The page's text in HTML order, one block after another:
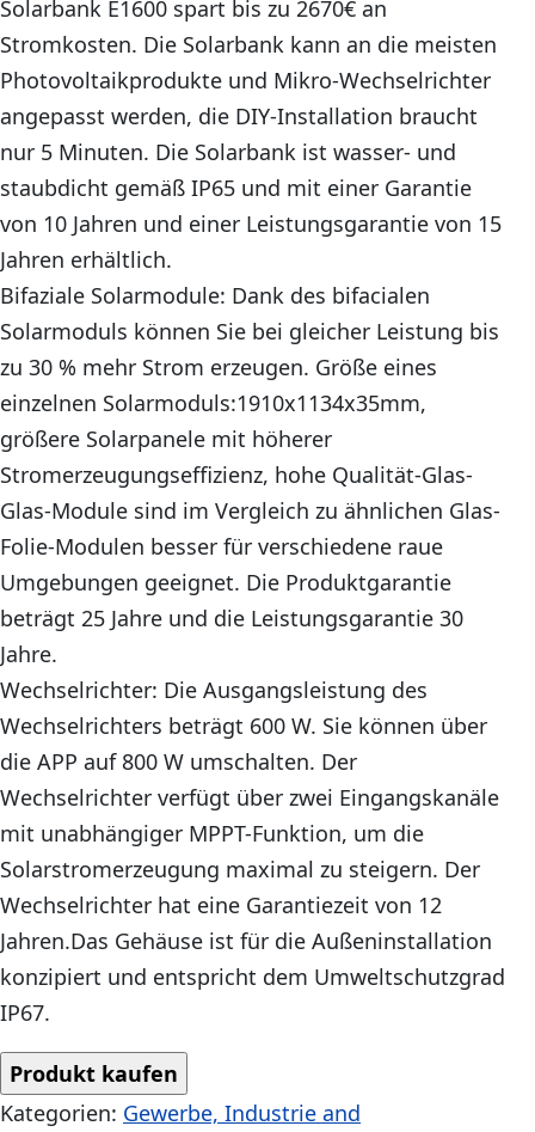
Solarbank E1600 spart bis zu 2670€ an
Stromkosten. Die Solarbank kann an die meisten
Photovoltaikprodukte und Mikro-Wechselrichter
angepasst werden, die DIY-Installation braucht
nur 5 Minuten. Die Solarbank ist wasser- und
staubdicht gemäß IP65 und mit einer Garantie
von 10 Jahren und einer Leistungsgarantie von 15
Jahren erhältlich.
Bifaziale Solarmodule: Dank des bifacialen
Solarmoduls können Sie bei gleicher Leistung bis
zu 30 % mehr Strom erzeugen. Größe eines
einzelnen Solarmoduls:1910x1134x35mm,
größere Solarpanele mit höherer
Stromerzeugungseffizienz, hohe Qualität-Glas-
Glas-Module sind im Vergleich zu ähnlichen Glas-
Folie-Modulen besser für verschiedene raue
Umgebungen geeignet. Die Produktgarantie
beträgt 25 Jahre und die Leistungsgarantie 30
Jahre.
Wechselrichter: Die Ausgangsleistung des
Wechselrichters beträgt 600 W. Sie können über
die APP auf 800 W umschalten. Der
Wechselrichter verfügt über zwei Eingangskanäle
mit unabhängiger MPPT-Funktion, um die
Solarstromerzeugung maximal zu steigern. Der
Wechselrichter hat eine Garantiezeit von 12
Jahren.Das Gehäuse ist für die Außeninstallation
konzipiert und entspricht dem Umweltschutzgrad
IP67.
Produkt kaufen
Kategorien: Gewerbe, Industrie and